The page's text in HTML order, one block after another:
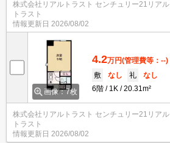
株式会社リアルトラスト センチュリー21リアル
トラスト
情報更新日 2026/08/02
画像：7枚
4.2万円(管理費等：--)
敷
なし 礼
なし
6階
1K 20.31m²
株式会社リアルトラスト センチュリー21リアル
トラスト
情報更新日 2026/08/02